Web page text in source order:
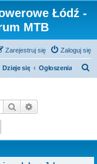
Łódź -
MTB
Zaloguj się
Zarejestruj się
Dzieje się Ogłoszenia
Szukaj